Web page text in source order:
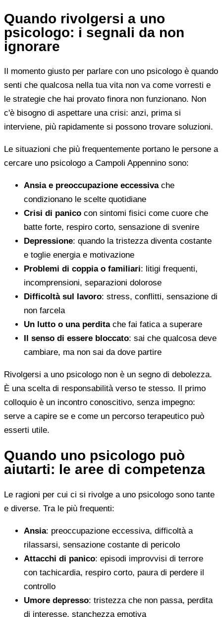
Quando rivolgersi a uno
psicologo: i segnali da non
ignorare
Il momento giusto per parlare con uno psicologo è quando
senti che qualcosa nella tua vita non va come vorresti e
le strategie che hai provato finora non funzionano. Non
c'è bisogno di aspettare una crisi: anzi, prima si
interviene, più rapidamente si possono trovare soluzioni.
Le situazioni che più frequentemente portano le persone a
cercare uno psicologo a Campoli Appennino sono:
Ansia e preoccupazione eccessivache
condizionano le scelte quotidiane
Crisi di panico con sintomi fisici come cuore che
batte forte, respiro corto, sensazione di svenire
Depressione: quando la tristezza diventa costante
e toglie energia e motivazione
Problemi di coppia o familiari: litigi frequenti,
incomprensioni, separazioni dolorose
Difficoltà sul lavoro: stress, conflitti, sensazione di
non farcela
Un lutto o una perditache fai fatica a superare
Il senso di essere bloccato: sai che qualcosa deve
cambiare, ma non sai da dove partire
Rivolgersi a uno psicologo non è un segno di debolezza.
È una scelta di responsabilità verso te stesso. Il primo
colloquio è un incontro conoscitivo, senza impegno:
serve a capire se e come un percorso terapeutico può
esserti utile.
Quando uno psicologo può
aiutarti: le aree di competenza
Le ragioni per cui ci si rivolge a uno psicologo sono tante
e diverse. Tra le più frequenti:
Ansia: preoccupazione eccessiva, difficoltà a
rilassarsi, sensazione costante di pericolo
Attacchi di panico: episodi improvvisi di terrore
con tachicardia, respiro corto, paura di perdere il
controllo
Umore depresso: tristezza che non passa, perdita
di interesse, stanchezza emotiva